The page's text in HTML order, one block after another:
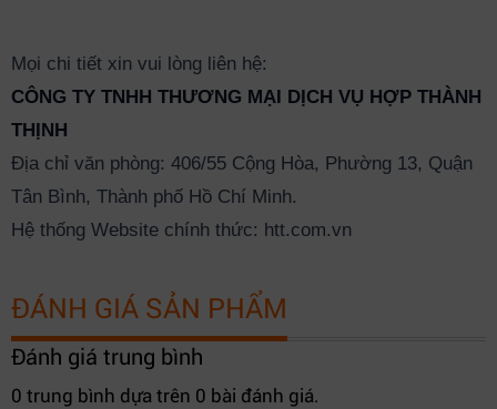
Mọi chi tiết xin vui lòng liên hệ:
CÔNG TY TNHH THƯƠNG MẠI DỊCH VỤ HỢP THÀNH
THỊNH
Địa chỉ văn phòng: 406/55 Cộng Hòa, Phường 13, Quận
Tân Bình, Thành phố Hồ Chí Minh.
Hệ thống Website chính thức: htt.com.vn
ĐÁNH GIÁ SẢN PHẨM
Đánh giá trung bình
0 trung bình dựa trên 0 bài đánh giá.